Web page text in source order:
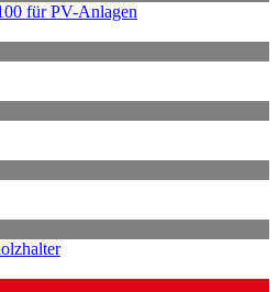
für PV-Anlagen